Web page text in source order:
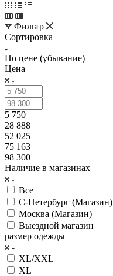
Фильтр
Сортировка
По цене (убывание)
Цена
5 750
28 888
52 025
75 163
98 300
Наличие в магазинах
Все
С-Петербург (Магазин)
Москва (Магазин)
Выездной магазин
размер одежды
XL/XXL
XL